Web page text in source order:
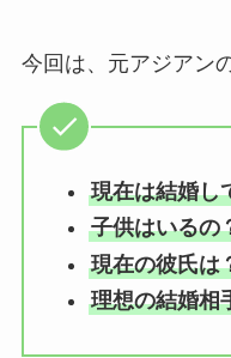
今回は、元アジアン
現在は結婚し
子供はいるの
現在の彼氏は
理想の結婚相